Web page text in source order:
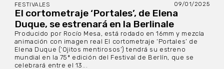
FESTIVALES 09/01/2025
El cortometraje ‘Portales’, de Elena
Duque, se estrenará en la Berlinale
Producido por Rocío Mesa, está rodado en 16mm y mezcla
animación con imagen real El cortometraje ‘Portales’ de
Elena Duque (‘Ojitos mentirosos’) tendrá su estreno
mundial en la 75ª edición del Festival de Berlín, que se
celebrará entre el 13...